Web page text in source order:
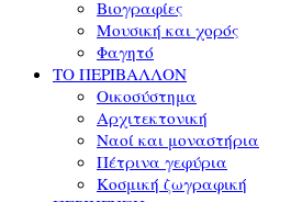
Βιογραφίες
Μουσική και χορός
Φαγητό
ΤΟ ΠΕΡΙΒΑΛΛΟΝ
Οικοσύστημα
Αρχιτεκτονική
Ναοί και μοναστήρια
Πέτρινα γεφύρια
Κοσμική ζωγραφική